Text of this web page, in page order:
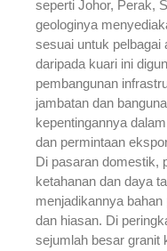
seperti Johor, Perak,
geologinya
sesuai untuk pelbagai
daripada kuari ini
pembangunan
jambatan dan
kepentingannya
dan permintaan
Di pasaran domestik,
ketahanan dan daya
menjadikannya
dan hiasan. Di
sejumlah besar granit